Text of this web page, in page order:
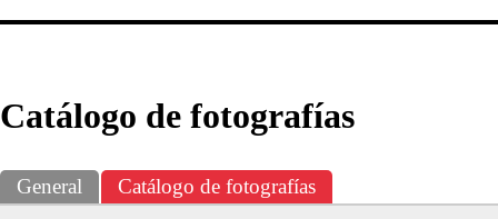
Catálogo de fotografías
General Catálogo de fotografías